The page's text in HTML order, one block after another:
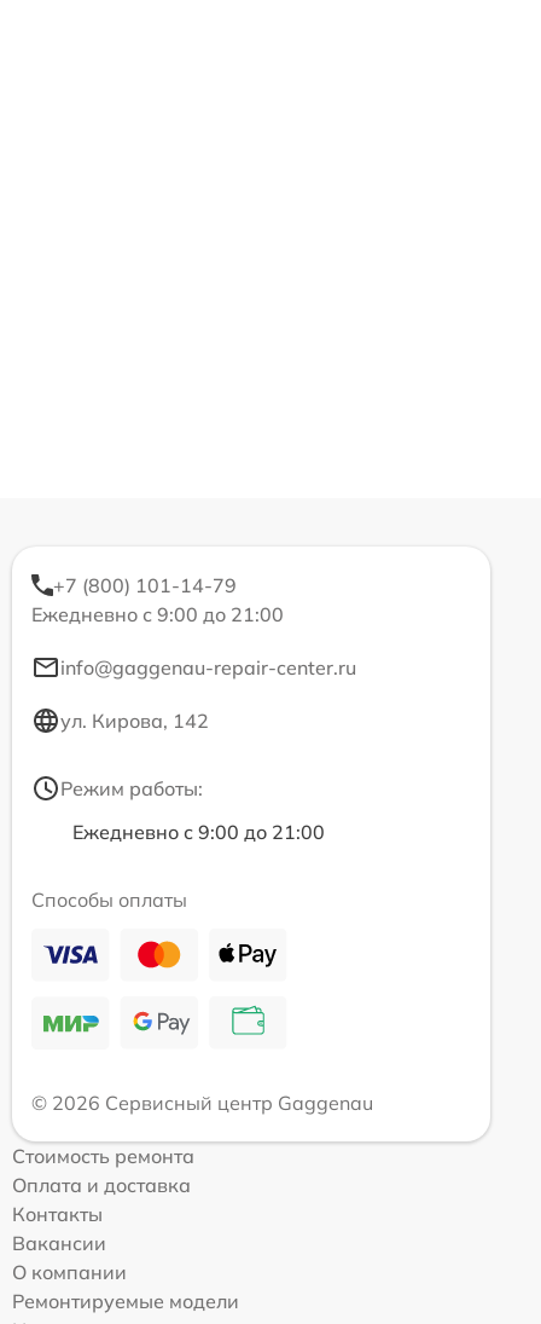
+7 (800) 101-14-79
Ежедневно с 9:00 до 21:00
info@gaggenau-repair-center.ru
ул. Кирова, 142
Режим работы:
Ежедневно с 9:00 до 21:00
Способы оплаты
© 2026 Сервисный центр Gaggenau
Стоимость ремонта
Оплата и доставка
Контакты
Вакансии
О компании
Ремонтируемые модели